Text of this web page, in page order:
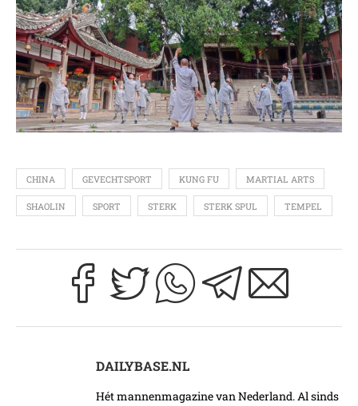
CHINA GEVECHTSPORT KUNG FU MARTIAL ARTS
SHAOLIN SPORT STERK STERK SPUL TEMPEL
DAILYBASE.NL
Hét mannenmagazine van Nederland. Al sinds